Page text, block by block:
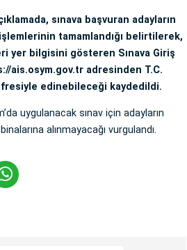
sınava başvuran adayların
tamamlandığı belirtilerek,
yer bilgisini gösteren Sınava Giriş
ais.osym.gov.tr adresinden T.C.
edinebileceği kaydedildi.
uygulanacak sınav için adayların
alınmayacağı vurgulandı.